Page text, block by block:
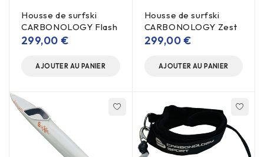
Housse de surfski
CARBONOLOGY Flash
299,00 €
AJOUTER AU PANIER
Housse de surfski
CARBONOLOGY Zest
299,00€
AJOUTER AU PANIER